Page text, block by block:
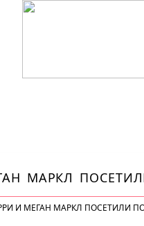
МАРКЛ
И МЕГАН МАРКЛ ПОСЕТИЛИ